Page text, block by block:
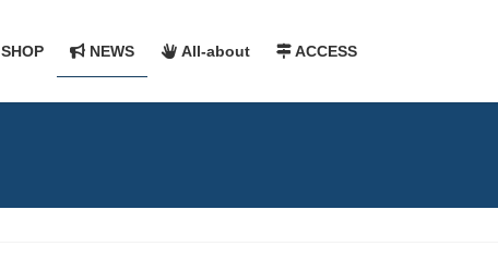
SHOP NEWS All-about ACCESS